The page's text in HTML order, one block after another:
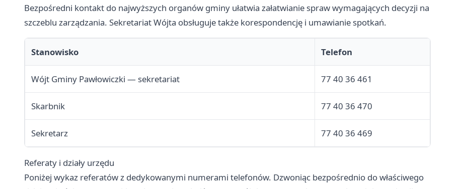
Bezpośredni kontakt do najwyższych organów gminy ułatwia załatwianie spraw wymagających decyzji na
szczeblu zarządzania. Sekretariat Wójta obsługuje także korespondencję i umawianie spotkań.
Stanowisko Telefon
Wójt Gminy Pawłowiczki — sekretariat 77 40 36 461
Skarbnik 77 40 36 470
Sekretarz 77 40 36 469
Referaty i działy urzędu
Poniżej wykaz referatów z dedykowanymi numerami telefonów. Dzwoniąc bezpośrednio do właściwego